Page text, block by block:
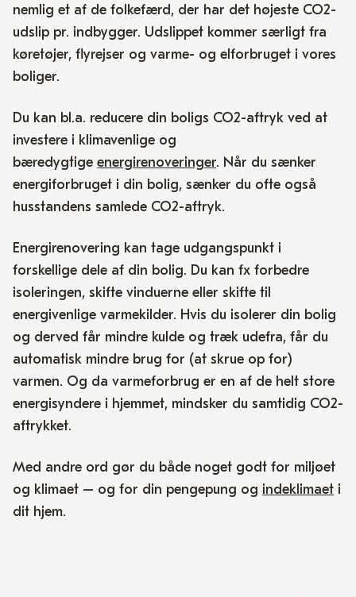
nemlig et af de folkefærd, der har det højeste CO2-
udslip pr. indbygger. Udslippet kommer særligt fra
køretøjer, flyrejser og varme- og elforbruget i vores
boliger.
Du kan bl.a. reducere din boligs CO2-aftryk ved at
investere i klimavenlige og
bæredygtige energirenoveringer. Når du sænker
energiforbruget i din bolig, sænker du ofte også
husstandens samlede CO2-aftryk.
Energirenovering kan tage udgangspunkt i
forskellige dele af din bolig. Du kan fx forbedre
isoleringen, skifte vinduerne eller skifte til
energivenlige varmekilder. Hvis du isolerer din bolig
og derved får mindre kulde og træk udefra, får du
automatisk mindre brug for (at skrue op for)
varmen. Og da varmeforbrug er en af de helt store
energisyndere i hjemmet, mindsker du samtidig CO2-
aftrykket.
Med andre ord gør du både noget godt for miljøet
og klimaet – og for din pengepung og indeklimaet i
dit hjem.